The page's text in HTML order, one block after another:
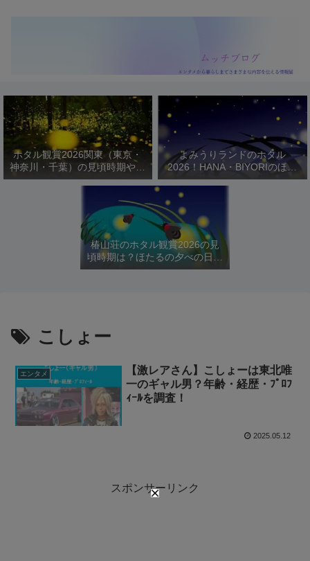
ホタル観賞2026関東（東京・
神奈川・千葉）の見頃時期やお
すすめスポットを紹介！
よみうりランドのホタル
2026！HANA・BIYORIのほた
るびより開催日程や駐車場は？
椿山荘のホタル観賞2026の見
頃時期は？ほたるの夕べの日程
や料金を紹介！
こしょー
エンタメ
【激レアさん】こしょーは東北唯
一のギャル男？年齢・経歴・ﾌﾟﾛﾌ
ｨｰﾙを調査！
2025.05.12
スポンサーリンク